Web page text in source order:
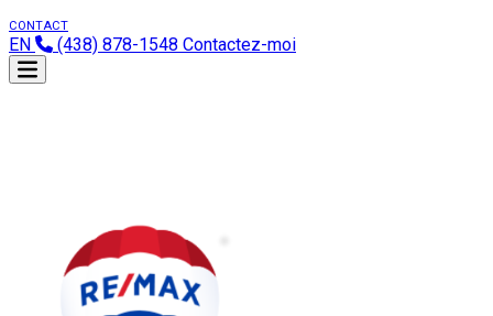
CONTACT
EN (438) 878-1548 Contactez-moi